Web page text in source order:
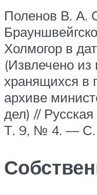
Поленов В. А.
Холмогор в
(Извлечено
хранящихся в
архиве
дел) //
Т. 9, № 4. —